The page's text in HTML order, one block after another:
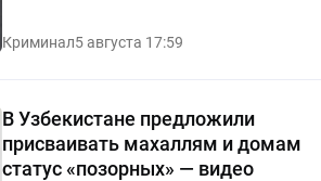
Криминал5 августа 17:59
В Узбекистане предложили
присваивать махаллям и домам
статус «позорных» — видео